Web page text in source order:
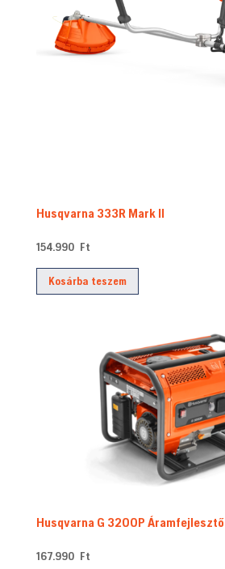
Husqvarna 333R Mark II
154.990 Ft
Kosárba teszem
Husqvarna G 3200P Áramfejlesztő
167.990 Ft